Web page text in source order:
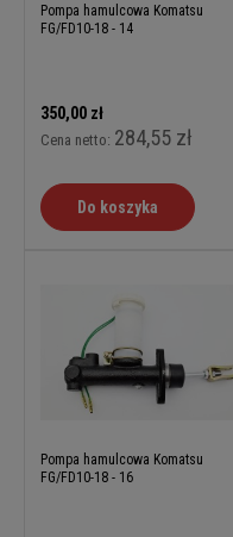
Pompa hamulcowa Komatsu
FG/FD10-18 - 14
350,00 zł
Cena netto: 284,55 zł
Do koszyka
Pompa hamulcowa Komatsu
FG/FD10-18 - 16